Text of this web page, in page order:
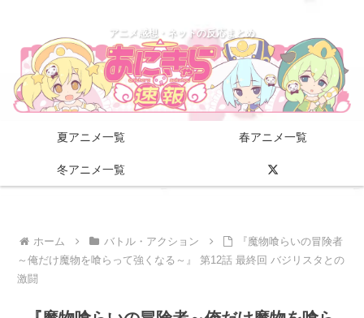
アニメ感想・ネットの反応まとめ
夏アニメ一覧 春アニメ一覧
冬アニメ一覧
ホーム バトル・アクション
『魔物喰らいの冒険者
～俺だけ魔物を喰らって強くなる～』 第12話 最終回 バジリスタとの
激闘